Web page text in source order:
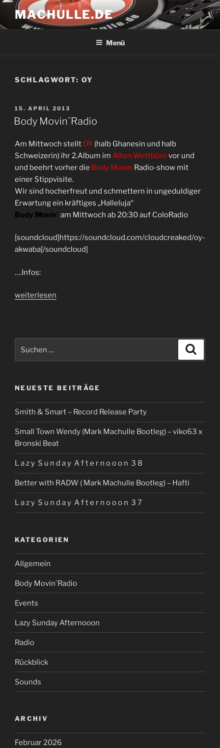
Zum
Inhalt
springen
MACHULLE.DE
Menü
SCHLAGWORT: OY
VERÖFFENTLICHT
AM
15. APRIL 2013
Body Movin´Radio
Am Mittwoch stellt OY (halb Ghanesin und halb
Schweizerin) ihr 2.Album im Alten Wettbürovor und
und beehrt vorher die Body Movin´Radio-show mit
einer Stippvisite.
Wir sind hocherfreut und schmettern in ungeduldiger
Erwartung ein kräftiges „Halleluja“
Body Movin` am Mittwoch ab 20:30 auf ColoRadio
[soundcloud]https://soundcloud.com/cloudcreaked/oy-
akwaba[/soundcloud]
….Infos:
„Body
weiterlesen
nach:
NEUESTE BEITRÄGE
Smith & Smart – Record Release Party
Small Town Wendy (Mark Machulle Bootleg) – viko63 x
Bronski Beat
L a z y S u n d a y A f t e r n o o o n 3 8
Better with RADW ( Mark Machulle Bootleg) – Hafti
L a z y S u n d a y A f t e r n o o o n 3 7
KATEGORIEN
Allgemein
Body Movin´Radio
Events
Lazy Sunday Afternooon
Radio
Rückblick
Sounds
ARCHIV
Februar 2026